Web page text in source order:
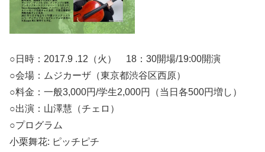
○日時：2017.9 .12（火） 18：30開場/19:00開演
○会場：ムジカーザ（東京都渋谷区西原）
○料金：一般3,000円/学生2,000円（当日各500円増し）
○出演：山澤慧（チェロ）
○プログラム
小栗舞花: ピッチピチ